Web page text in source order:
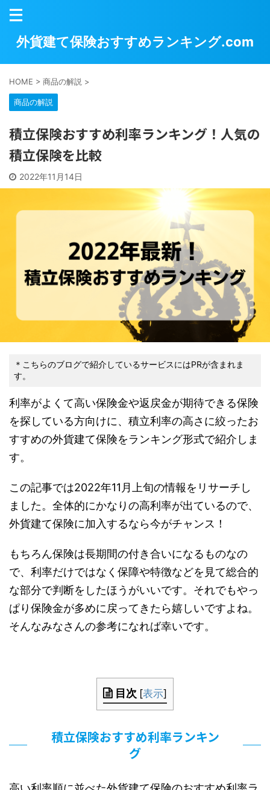
外貨建て保険おすすめランキング.com
HOME > 商品の解説 >
商品の解説
積立保険おすすめ利率ランキング！人気の
積立保険を比較
2022年11月14日
＊こちらのブログで紹介しているサービスにはPRが含まれま
す。
利率がよくて高い保険金や返戻金が期待できる保険
を探している方向けに、積立利率の高さに絞ったお
すすめの外貨建て保険をランキング形式で紹介しま
す。
この記事では2022年11月上旬の情報をリサーチし
ました。全体的にかなりの高利率が出ているので、
外貨建て保険に加入するなら今がチャンス！
もちろん保険は長期間の付き合いになるものなの
で、利率だけではなく保障や特徴などを見て総合的
な部分で判断をしたほうがいいです。それでもやっ
ぱり保険金が多めに戻ってきたら嬉しいですよね。
そんなみなさんの参考になれば幸いです。
目次 [表示]
積立保険おすすめ利率ランキン
グ